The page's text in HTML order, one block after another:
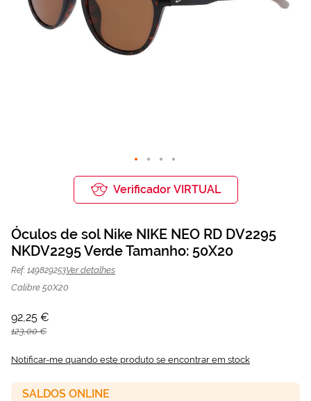
Óculos de sol Nike NKDV2295 Verde |
Mais Optica
Galeria
de
imagens
Verificador VIRTUAL
Óculos de sol Nike NIKE NEO RD DV2295
NKDV2295 Verde Tamanho: 50X20
Ref: 149829253Ver detalhes
Calibre 50X20
92,25 €
123,00 €
Notificar-me quando este produto se encontrar em stock
SALDOS ONLINE